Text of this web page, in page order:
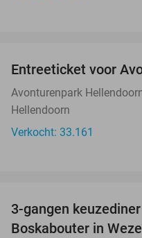
Entreeticket voor
Avonturenpark
Hellendoorn
Verkocht: 33.161
3-gangen
Boskabouter in